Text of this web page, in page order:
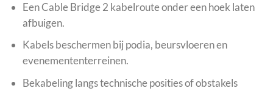
Een Cable Bridge 2 kabelroute onder een hoek laten
afbuigen.
Kabels beschermen bij podia, beursvloeren en
evenemententerreinen.
Bekabeling langs technische posities of obstakels